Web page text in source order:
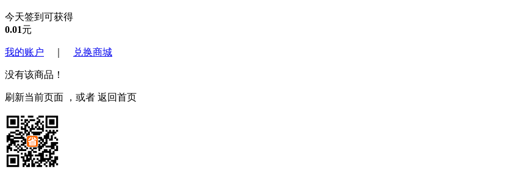
今天签到可获得
0.01元
我的账户 兑换商城
没有该商品！
刷新当前页面 ，或者 返回首页